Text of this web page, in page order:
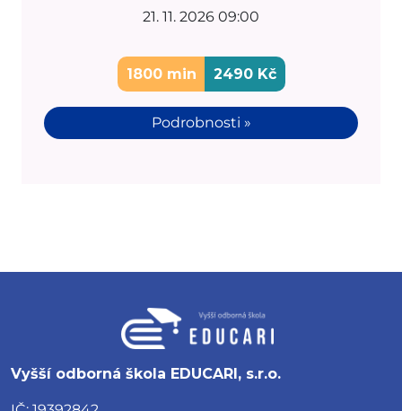
21. 11. 2026 09:00
1800 min 2490 Kč
Podrobnosti »
Vyšší odborná škola EDUCARI, s.r.o.